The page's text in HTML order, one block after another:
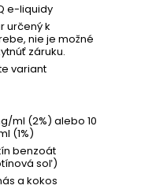
e-liquidy
určený k
nie je možné
záruku.
variant
ml (2%) alebo 10
(1%)
benzoát
soľ)
a kokos